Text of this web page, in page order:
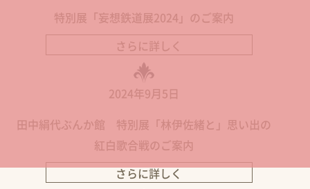
特別展「妄想鉄道展2024」のご案内
さらに詳しく
2024年9月5日
田中絹代ぶんか館 特別展「林伊佐緒と」思い出の
紅白歌合戦のご案内
さらに詳しく